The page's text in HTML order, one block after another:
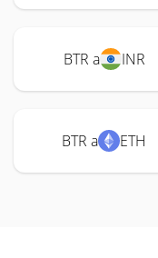
BTR a INR
BTR a ETH